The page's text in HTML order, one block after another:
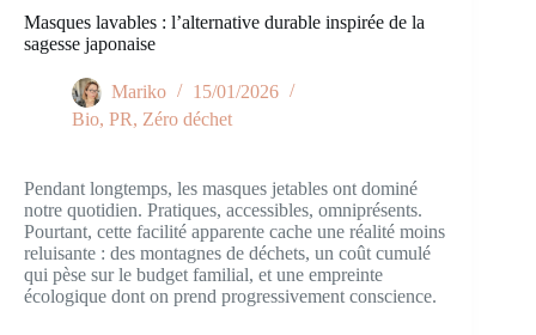
Masques lavables : l’alternative durable inspirée de la
sagesse japonaise
Mariko
15/01/2026
Bio, PR, Zéro déchet
Pendant longtemps, les masques jetables ont dominé
notre quotidien. Pratiques, accessibles, omniprésents.
Pourtant, cette facilité apparente cache une réalité moins
reluisante : des montagnes de déchets, un coût cumulé
qui pèse sur le budget familial, et une empreinte
écologique dont on prend progressivement conscience.